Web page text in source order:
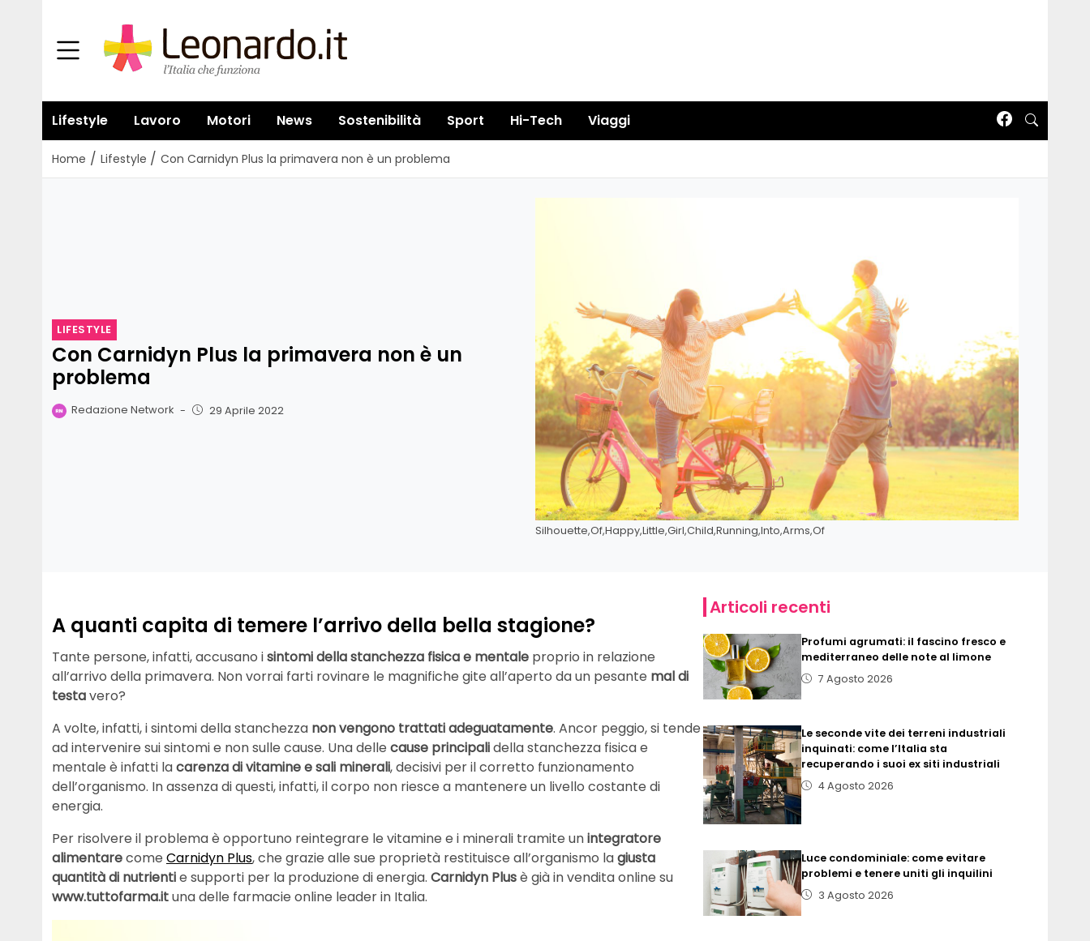
Lifestyle Lavoro Motori News Sostenibilità Sport Hi-Tech Viaggi
Home / Lifestyle / Con Carnidyn Plus la primavera non è un problema
LIFESTYLE
Con Carnidyn Plus la primavera non è un
problema
Redazione Network - 29 Aprile 2022
Silhouette,Of,Happy,Little,Girl,Child,Running,Into,Arms,Of
A quanti capita di temere l’arrivo della bella stagione?
Tante persone, infatti, accusano isintomi della stanchezza fisica e mentale proprio in relazione
all’arrivo della primavera. Non vorrai farti rovinare le magnifiche gite all’aperto da un pesante mal di
testavero?
A volte, infatti, i sintomi della stanchezza non vengono trattati adeguatamente. Ancor peggio, si tende
ad intervenire sui sintomi e non sulle cause. Una delle cause principalidella stanchezza fisica e
mentale è infatti lacarenza di vitamine e sali minerali, decisivi per il corretto funzionamento
dell’organismo. In assenza di questi, infatti, il corpo non riesce a mantenere un livello costante di
energia.
Per risolvere il problema è opportuno reintegrare le vitamine e i minerali tramite unintegratore
alimentarecome Carnidyn Plus, che grazie alle sue proprietà restituisce all’organismo lagiusta
quantità di nutrientie supporti per la produzione di energia. Carnidyn Plusè già in vendita online su
www.tuttofarma.ituna delle farmacie online leader in Italia.
Articoli recenti
Profumi agrumati: il fascino fresco e
mediterraneo delle note al limone
7 Agosto 2026
Le seconde vite dei terreni industriali
inquinati: come l’Italia sta
recuperando i suoi ex siti industriali
4 Agosto 2026
Luce condominiale: come evitare
problemi e tenere uniti gli inquilini
3 Agosto 2026